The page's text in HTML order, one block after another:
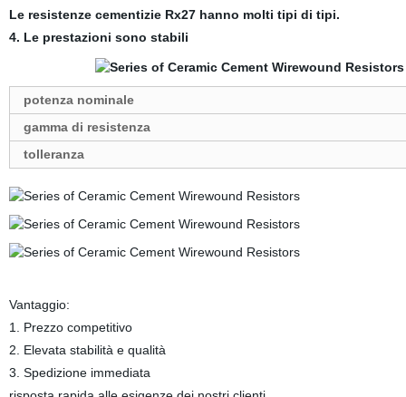
Le resistenze cementizie Rx27 hanno molti tipi di tipi.
4. Le prestazioni sono stabili
potenza nominale
gamma di resistenza
tolleranza
Vantaggio:
1. Prezzo competitivo
2. Elevata stabilità e qualità
3. Spedizione immediata